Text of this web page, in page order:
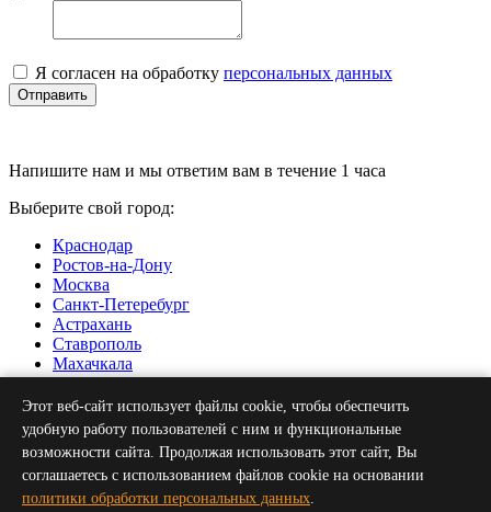
Я согласен на обработку персональных данных
Отправить
Напишите нам и мы ответим вам в течение 1 часа
Выберите свой город:
Краснодар
Ростов-на-Дону
Москва
Санкт-Петеребург
Астрахань
Ставрополь
Махачкала
Нальчик
Грозный
Севастополь
Симферополь
Волгоград
Пятигорск
Сочи
Этот веб-сайт использует файлы cookie, чтобы обеспечить
удобную работу пользователей с ним и функциональные
возможности сайта. Продолжая использовать этот сайт, Вы
соглашаетесь с использованием файлов cookie на основании
политики обработки персональных данных.